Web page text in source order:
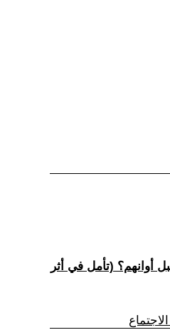
أوانهم؟ (تأمل في أثر